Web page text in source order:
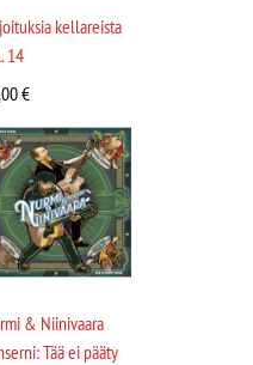
kellareista
14
€
& Niinivaara
Tää ei pääty